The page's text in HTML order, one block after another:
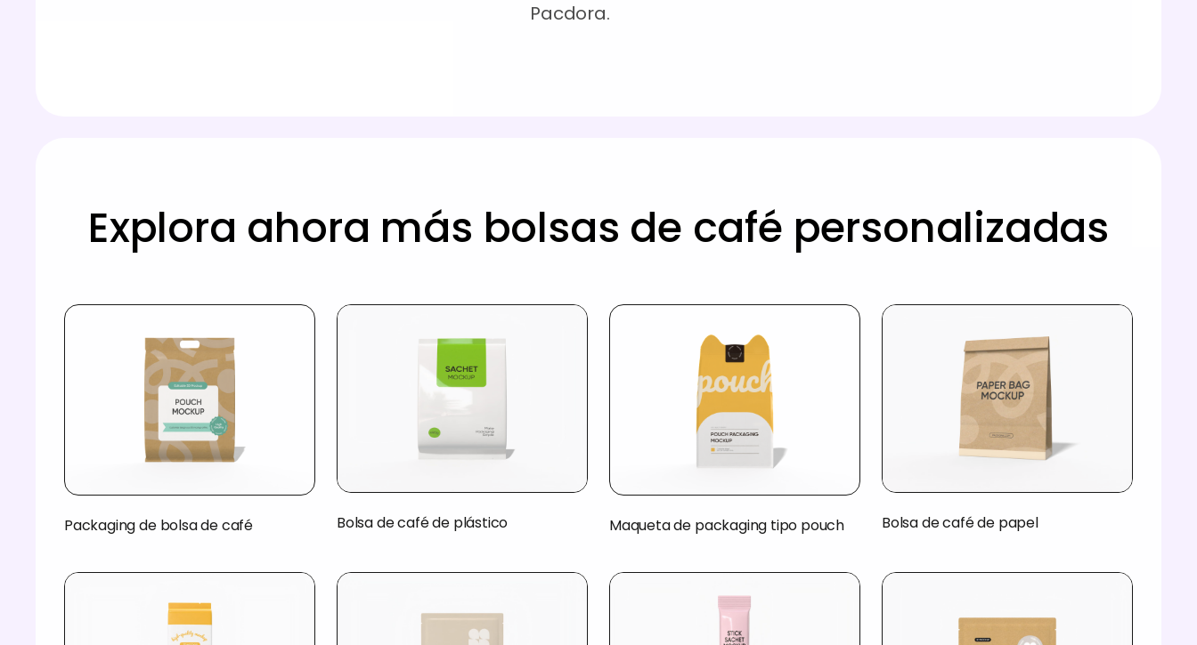
Pacdora.
Explora ahora más bolsas de café personalizadas
Packaging de bolsa de café Bolsa de café de plástico Maqueta de packaging tipo pouch Bolsa de café de papel